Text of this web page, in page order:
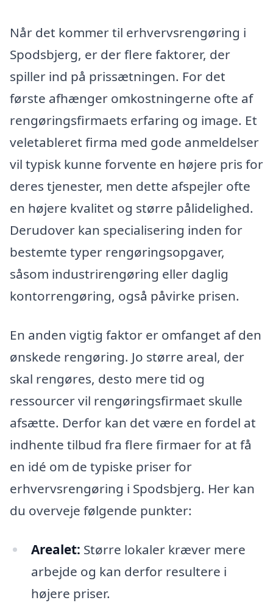
Når det kommer til erhvervsrengøring i
Spodsbjerg, er der flere faktorer, der
spiller ind på prissætningen. For det
første afhænger omkostningerne ofte af
rengøringsfirmaets erfaring og image. Et
veletableret firma med gode anmeldelser
vil typisk kunne forvente en højere pris for
deres tjenester, men dette afspejler ofte
en højere kvalitet og større pålidelighed.
Derudover kan specialisering inden for
bestemte typer rengøringsopgaver,
såsom industrirengøring eller daglig
kontorrengøring, også påvirke prisen.
En anden vigtig faktor er omfanget af den
ønskede rengøring. Jo større areal, der
skal rengøres, desto mere tid og
ressourcer vil rengøringsfirmaet skulle
afsætte. Derfor kan det være en fordel at
indhente tilbud fra flere firmaer for at få
en idé om de typiske priser for
erhvervsrengøring i Spodsbjerg. Her kan
du overveje følgende punkter:
Arealet: Større lokaler kræver mere
arbejde og kan derfor resultere i
højere priser.